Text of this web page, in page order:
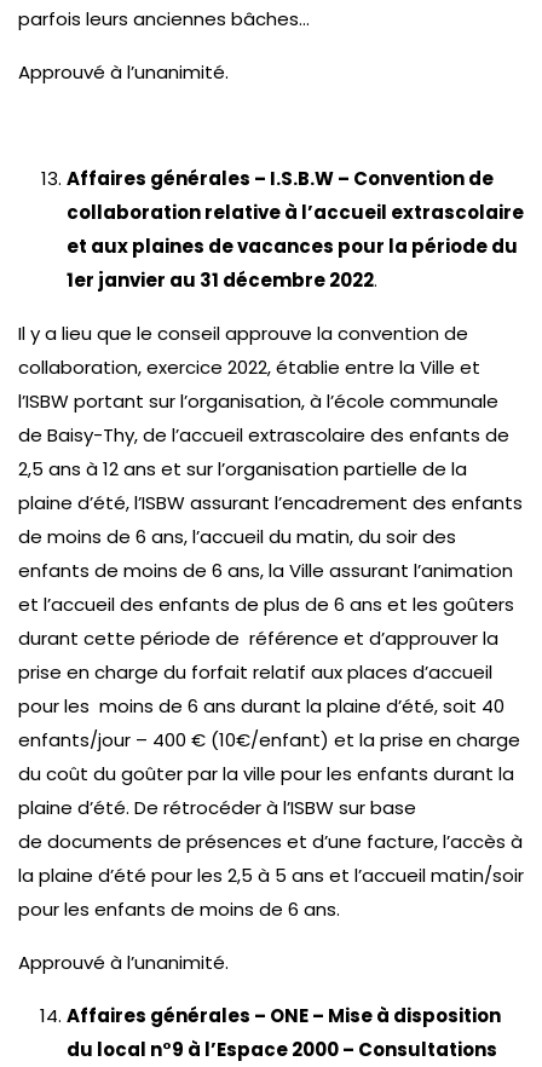
parfois leurs anciennes bâches…
Approuvé à l’unanimité.
Affaires générales – I.S.B.W – Convention de
collaboration relative à l’accueil extrascolaire
et aux plaines de vacances pour la période du
1er janvier au 31 décembre 2022.
Il y a lieu que le conseil approuve la convention de
collaboration, exercice 2022, établie entre la Ville et
l’ISBW portant sur l’organisation, à l’école communale
de Baisy-Thy, de l’accueil extrascolaire des enfants de
2,5 ans à 12 ans et sur l’organisation partielle de la
plaine d’été, l’ISBW assurant l’encadrement des enfants
de moins de 6 ans, l’accueil du matin, du soir des
enfants de moins de 6 ans, la Ville assurant l’animation
et l’accueil des enfants de plus de 6 ans et les goûters
durant cette période de référence et d’approuver la
prise en charge du forfait relatif aux places d’accueil
pour les moins de 6 ans durant la plaine d’été, soit 40
enfants/jour – 400 € (10€/enfant) et la prise en charge
du coût du goûter par la ville pour les enfants durant la
plaine d’été. De rétrocéder à l’ISBW sur base
de documents de présences et d’une facture, l’accès à
la plaine d’été pour les 2,5 à 5 ans et l’accueil matin/soir
pour les enfants de moins de 6 ans.
Approuvé à l’unanimité.
Affaires générales – ONE – Mise à disposition
du local n°9 à l’Espace 2000 – Consultations